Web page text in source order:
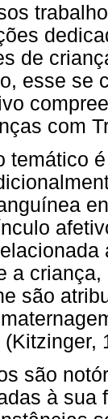
de
esse se
com
temático
a
são
são
à sua